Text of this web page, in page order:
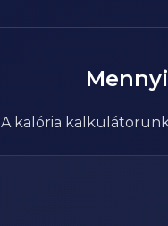
Mennyi
A kalória